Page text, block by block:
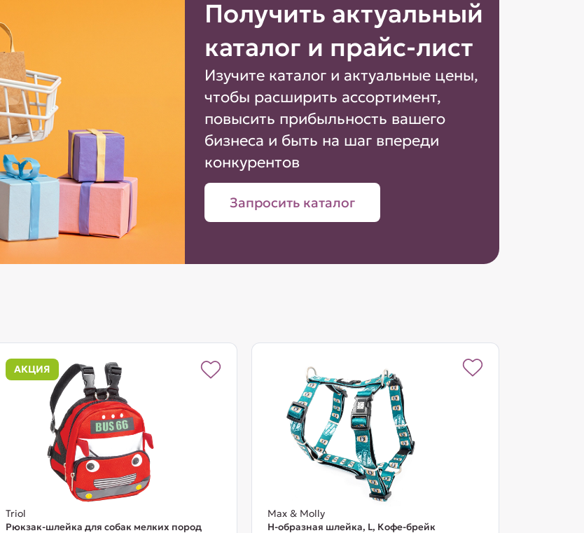
Получить актуальный
каталог и прайс-лист
Изучите каталог и актуальные цены,
чтобы расширить ассортимент,
повысить прибыльность вашего
бизнеса и быть на шаг впереди
конкурентов
Запросить каталог
АКЦИЯ
Triol
Рюкзак-шлейка для собак мелких пород
Max & Molly
Н-образная шлейка, L, Кофе-брейк